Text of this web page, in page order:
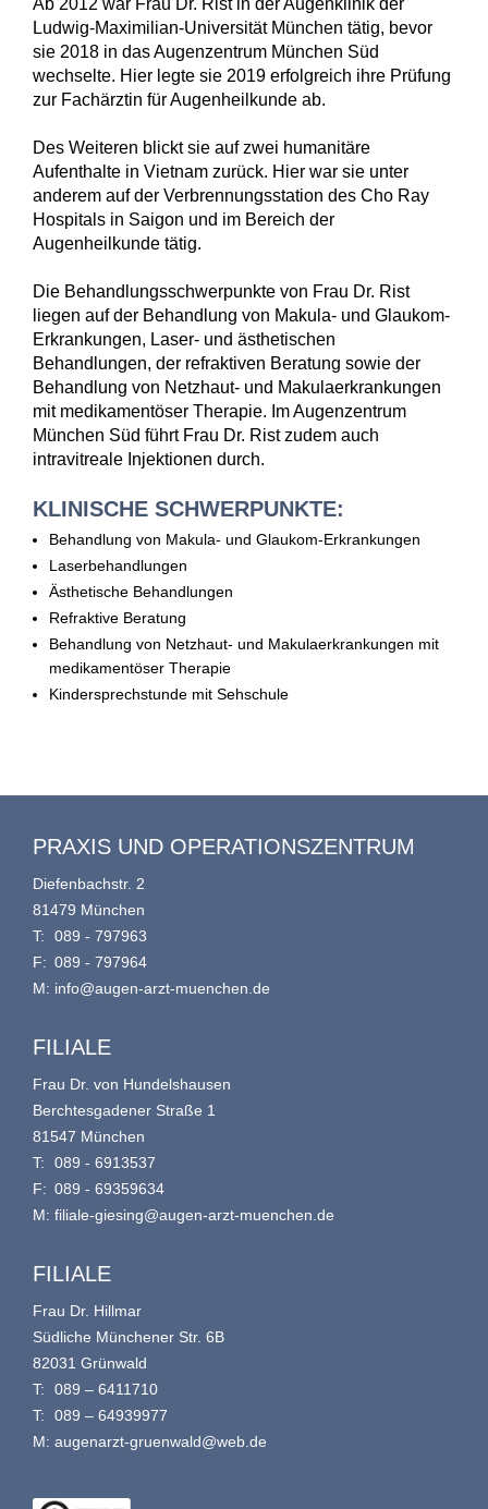
Ludwig-Maximilian-Universität München tätig, bevor
sie 2018 in das Augenzentrum München Süd
wechselte. Hier legte sie 2019 erfolgreich ihre Prüfung
zur Fachärztin für Augenheilkunde ab.
Des Weiteren blickt sie auf zwei humanitäre
Aufenthalte in Vietnam zurück. Hier war sie unter
anderem auf der Verbrennungsstation des Cho Ray
Hospitals in Saigon und im Bereich der
Augenheilkunde tätig.
Die Behandlungsschwerpunkte von Frau Dr. Rist
liegen auf der Behandlung von Makula- und Glaukom-
Erkrankungen, Laser- und ästhetischen
Behandlungen, der refraktiven Beratung sowie der
Behandlung von Netzhaut- und Makulaerkrankungen
mit medikamentöser Therapie. Im Augenzentrum
München Süd führt Frau Dr. Rist zudem auch
intravitreale Injektionen durch.
KLINISCHE SCHWERPUNKTE:
Behandlung von Makula- und Glaukom-Erkrankungen
Laserbehandlungen
Ästhetische Behandlungen
Refraktive Beratung
Behandlung von Netzhaut- und Makulaerkrankungen mit
medikamentöser Therapie
Kindersprechstunde mit Sehschule
PRAXIS UND OPERATIONSZENTRUM
Diefenbachstr. 2
81479 München
T:
089 - 797963
F: 089 - 797964
M: info@augen-arzt-muenchen.de
FILIALE
Frau Dr. von Hundelshausen
Berchtesgadener Straße 1
81547 München
T:
089 - 6913537
F: 089 - 69359634
M: filiale-giesing@augen-arzt-muenchen.de
FILIALE
Frau Dr. Hillmar
Südliche Münchener Str. 6B
82031 Grünwald
T:
089 – 6411710
T:
089 – 64939977
M: augenarzt-gruenwald@web.de